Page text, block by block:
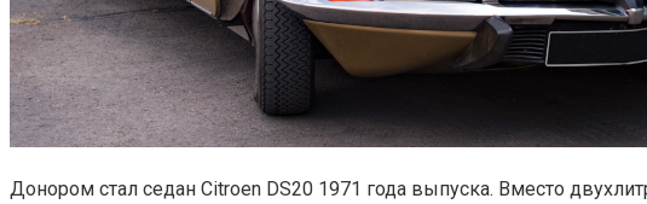
Донором стал седан Citroen DS20 1971 года выпуска. Вместо